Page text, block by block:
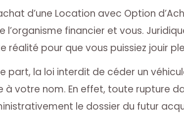
d’une Location avec Option
l’organisme financier et vous.
réalité pour que vous puissiez jouir
part, la loi interdit de céder un
à votre nom. En effet, toute rupture
le dossier du futur